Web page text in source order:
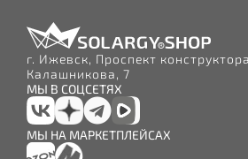
г. Ижевск, Проспект
Калашникова, 7
МЫ В СОЦСЕТЯХ
МЫ НА МАРКЕТПЛЕЙСАХ